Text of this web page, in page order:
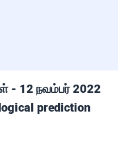
- 12 நவம்பர் 2022
prediction